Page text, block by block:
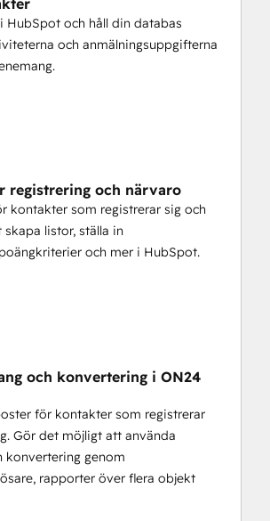
och håll din databas
och anmälningsuppgifterna
registrering och närvaro
kontakter som registrerar sig och
listor, ställa in
och mer i HubSpot.
och konvertering i ON24
för kontakter som registrerar
Gör det möjligt att använda
konvertering genom
rapporter över flera objekt